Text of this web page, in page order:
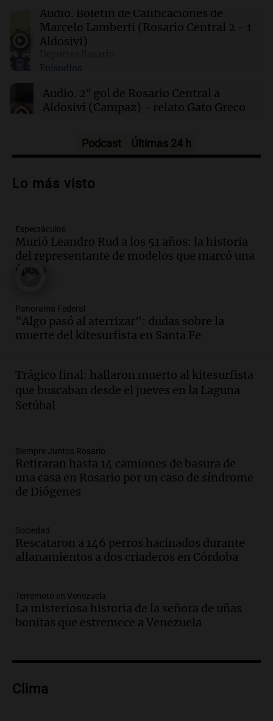
Masiva marcha de sindicatos y organizaciones
sociales a Plaza de Mayo por San Cayetano
México establece un nuevo récord con 393
Audio. Boletín de Calificaciones de
Marcelo Lamberti (Rosario Central 2 - 1
Aldosivi)
Episodios
Audio. 2° gol de Rosario Central a
Aldosivi (Campaz) - relato Gato Greco
Audio.Nuevo desarrollo urbano y casa
en Villa María
Audio.
La gran exposición de la rural de
la Bulaya abrirá sus puertas mañana con
diversas actividades y sorpresas
Panorama Federal
edificios y proyecta una casa del
estudiante con 48 municipios
involucrados
Episodios
Audio.1° gol de Rosario Central a
Aldosivi (Zalazar en contra) - relato
Gato Greco
Audio.Recomendaciones de vino
bonarda para disfrutar el fin de semana
en Mendoza
Panorama Federal
Audio.
en la Sociedad Rural de Bulaya con
actividades para toda la familia
Audio.Villa María presenta nuevos
edificios y una casa del estudiante para
jóvenes de la región
exposición en la sociedad rural de
Podcast Últimas 24 h
Lo más visto
Espectáculos
Murió Leandro Rud a los 51 años: la historia
del representante de modelos que marcó una
época
Panorama Federal
"Algo pasó al aterrizar": dudas sobre la
muerte del kitesurfista en Santa Fe
Trágico final: hallaron muerto al kitesurfista
que buscaban desde el jueves en la Laguna
Setúbal
Siempre Juntos Rosario
Retiraran hasta 14 camiones de basura de
una casa en Rosario por un caso de síndrome
de Diógenes
Sociedad
Rescataron a 146 perros hacinados durante
allanamientos a dos criaderos en Córdoba
Terremoto en Venezuela
La misteriosa historia de la señora de uñas
bonitas que estremece a Venezuela
Clima